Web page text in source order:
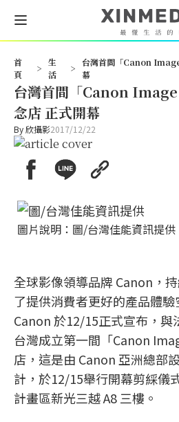
首
頁
>
生
活
>
台灣首間「Canon
幕
台灣首間「Canon
念店 正式開幕
By欣攝影2017/12/22
圖片說明：圖/台灣佳能資訊提供
全球影像領導品牌 Canon，
了提供消費者更好的產品體驗
Canon 於12/15正式宣布，與
台灣成立第一間「Canon
店，這是由 Canon 亞洲總部
計，於12/15舉行開幕剪綵儀
計畫區新光三越 A8 三樓。